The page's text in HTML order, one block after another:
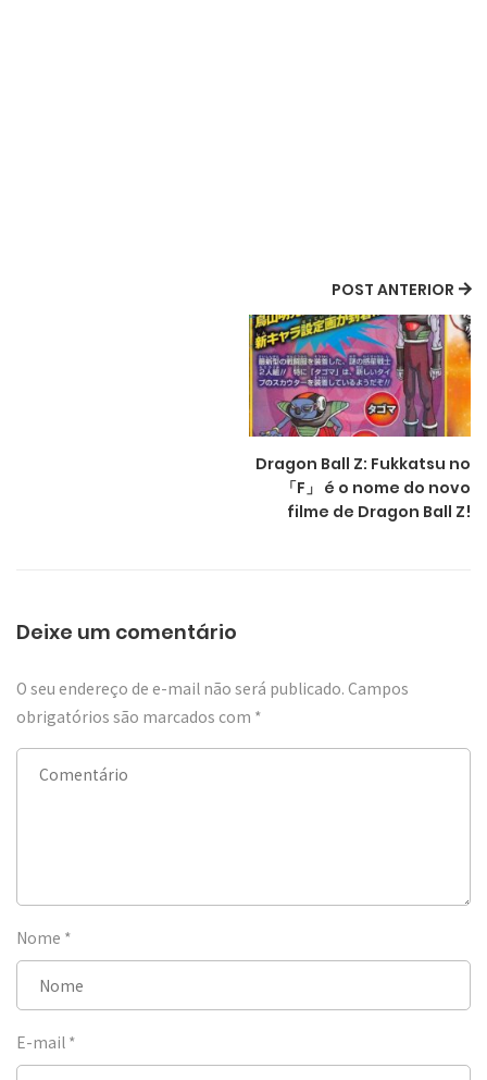
POST ANTERIOR
Dragon Ball Z: Fukkatsu no
「F」 é o nome do novo
filme de Dragon Ball Z!
Deixe um comentário
O seu endereço de e-mail não será publicado. Campos
obrigatórios são marcados com *
Nome *
E-mail *